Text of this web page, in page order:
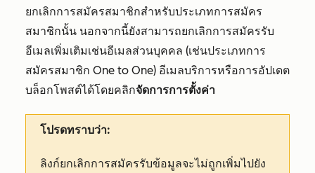
ยกเลิกการสมัครสมาชิกสำหรับประเภทการสมัคร
สมาชิกนั้น นอกจากนี้ยังสามารถยกเลิกการสมัครรับ
อีเมลเพิ่มเติมเช่นอีเมลส่วนบุคคล (เช่นประเภทการ
สมัครสมาชิก One to One) อีเมลบริการหรือการอัปเดต
บล็อกโพสต์ได้โดยคลิกจัดการการตั้งค่า
โปรดทราบว่า:
ลิงก์ยกเลิกการสมัครรับข้อมูลจะไม่ถูกเพิ่มไปยัง